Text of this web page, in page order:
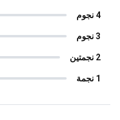
1 نجمة
2 نجمتين
3 نجوم
4 نجوم